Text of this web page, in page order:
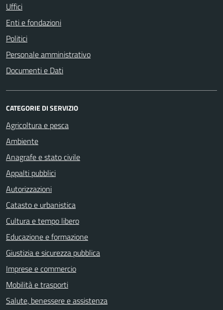
Uffici
Enti e fondazioni
Politici
Personale amministrativo
Documenti e Dati
CATEGORIE DI SERVIZIO
Agricoltura e pesca
Ambiente
Anagrafe e stato civile
Appalti pubblici
Autorizzazioni
Catasto e urbanistica
Cultura e tempo libero
Educazione e formazione
Giustizia e sicurezza pubblica
Imprese e commercio
Mobilità e trasporti
Salute, benessere e assistenza